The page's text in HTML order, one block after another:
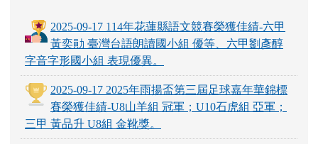
2025-09-17 114年花蓮縣語文競賽榮獲佳績-六甲
黃奕勛 臺灣台語朗讀國小組 優等、六甲劉彥醇
字音字形國小組 表現優異。
2025-09-17 2025年雨揚盃第三屆足球嘉年華錦標
賽榮獲佳績-U8山羊組 冠軍；U10石虎組 亞軍；
三甲 黃品升 U8組 金靴獎。